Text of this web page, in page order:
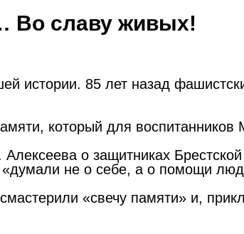
Во славу живых!
истории. 85 лет назад
который для
о защитниках
«думали не о себе, а о помощи
«свечу памяти» и,